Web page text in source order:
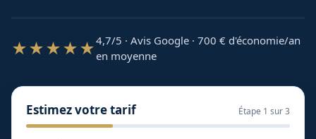
★★★★★4,7/5 · Avis Google · 700 € d'économie/an
en moyenne
Estimez votre tarif Étape 1 sur 3